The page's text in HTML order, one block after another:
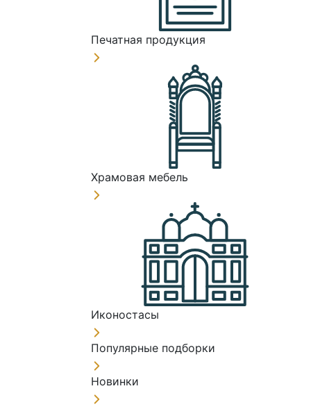
Печатная продукция
Храмовая мебель
Иконостасы
Популярные подборки
Новинки